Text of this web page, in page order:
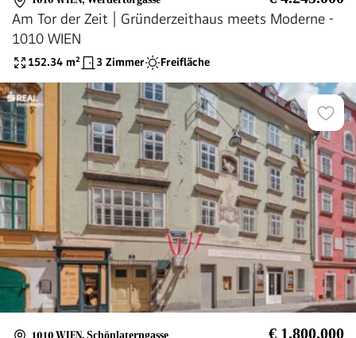
Am Tor der Zeit | Gründerzeithaus meets Moderne -
1010 WIEN
152.34 m² 3 Zimmer Freifläche
1010 WIEN, Schönlaterngasse € 1.800.000